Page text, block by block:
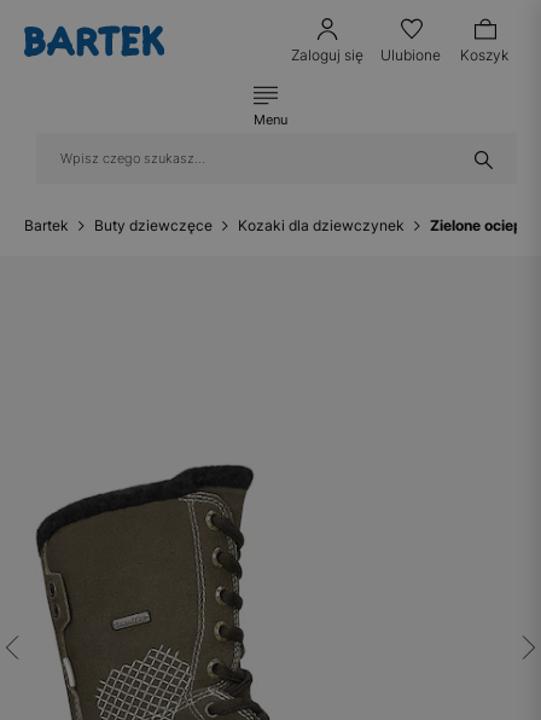
Zaloguj się Ulubione Koszyk
Menu
Bartek Buty dziewczęce Kozaki dla dziewczynek Zielone